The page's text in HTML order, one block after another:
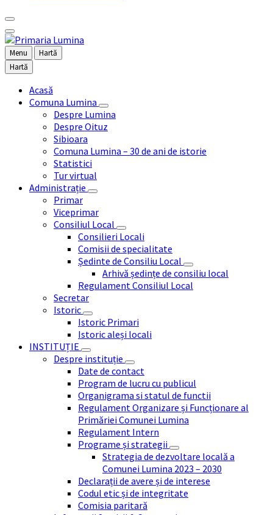
Menu
Hartă
Hartă
Acasă
Comuna Lumina
Despre Lumina
Despre Oituz
Sibioara
Comuna Lumina – 30 de ani de istorie
Statistici
Tur virtual
Administrație
Primar
Viceprimar
Consiliul Local
Consilieri Locali
Comisii de specialitate
Ședinte de Consiliu Local
Arhivă ședințe de consiliu local
Regulament Consiliul Local
Secretar
Istoric
Istoric Primari
Istoric aleși locali
INSTITUȚIE
Despre instituție
Date de contact
Program de lucru cu publicul
Organigrama si statul de functii
Regulament Organizare și Funcționare al
Primăriei Comunei Lumina
Regulament Intern
Programe și strategii
Strategia de dezvoltare locală a
Comunei Lumina 2023 – 2030
Declarații de avere și de interese
Codul etic și de integritate
Comisia paritară